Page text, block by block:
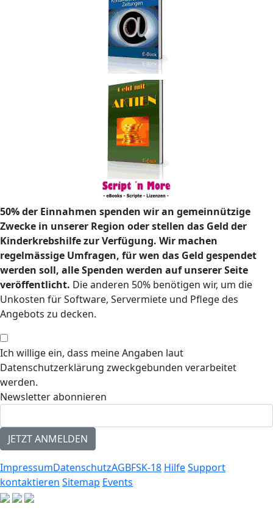
50% der Einnahmen spenden wir an gemeinnützige
Zwecke in unserer Region oder stellen das Geld der
Kinderkrebshilfe zur Verfügung. Wir machen
regelmässige Umfragen, für wen das Geld gespendet
werden soll, alle Spenden werden auf unserer Seite
veröffentlicht. Die anderen 50% benötigen wir, um die
Unkosten für Software, Servermiete und Pflege des
Angebots zu decken.
Ich willige ein, dass meine Angaben laut
Datenschutzerklärung zweckgebunden verarbeitet
werden.
Newsletter abonnieren
ImpressumDatenschutzAGBFSK-18 HilfeSupport
kontaktieren Sitemap Events